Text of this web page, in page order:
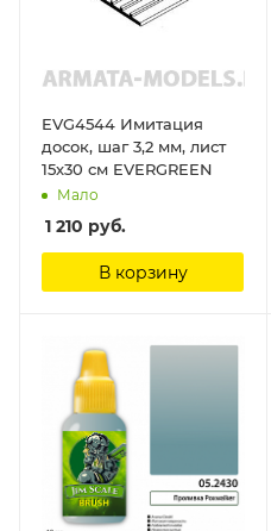
EVG4544 Имитация
досок, шаг 3,2 мм, лист
15х30 см EVERGREEN
Мало
1 210 руб.
В корзину